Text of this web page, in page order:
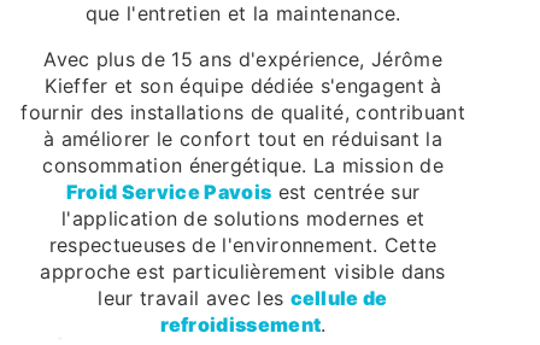
que l'entretien et la maintenance.
Avec plus de 15 ans d'expérience, Jérôme
Kieffer et son équipe dédiée s'engagent à
fournir des installations de qualité, contribuant
à améliorer le confort tout en réduisant la
consommation énergétique. La mission de
Froid Service Pavois est centrée sur
l'application de solutions modernes et
respectueuses de l'environnement. Cette
approche est particulièrement visible dans
leur travail avec les cellule de
refroidissement.